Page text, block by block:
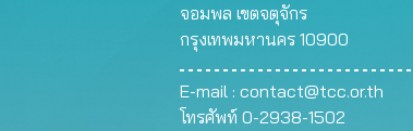
จอมพล เขตจตุจักร
กรุงเทพมหานคร 10900
E-mail : contact@tcc.or.th
โทรศัพท์ 0-2938-1502